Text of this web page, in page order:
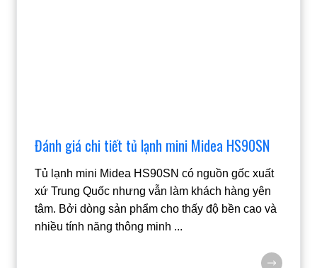
Đánh giá chi tiết tủ lạnh mini Midea HS90SN
Tủ lạnh mini Midea HS90SN có nguồn gốc xuất
xứ Trung Quốc nhưng vẫn làm khách hàng yên
tâm. Bởi dòng sản phẩm cho thấy độ bền cao và
nhiều tính năng thông minh ...